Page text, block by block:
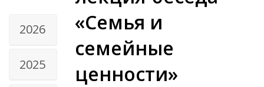
2026
2025
«Семья и
семейные
ценности»